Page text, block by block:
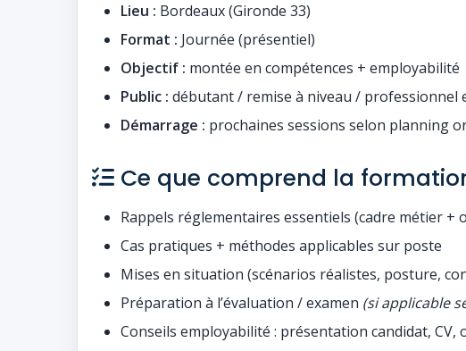
Lieu : Bordeaux (Gironde 33)
Format : Journée (présentiel)
Objectif : montée en compétences + employabilité
Public : débutant / remise à niveau / professionnel
Démarrage : prochaines sessions selon planning
Ce que comprend la
Rappels réglementaires essentiels (cadre métier +
Cas pratiques + méthodes applicables sur poste
Mises en situation (scénarios réalistes, posture,
Préparation à l’évaluation / examen (si applicable
Conseils employabilité : présentation candidat,